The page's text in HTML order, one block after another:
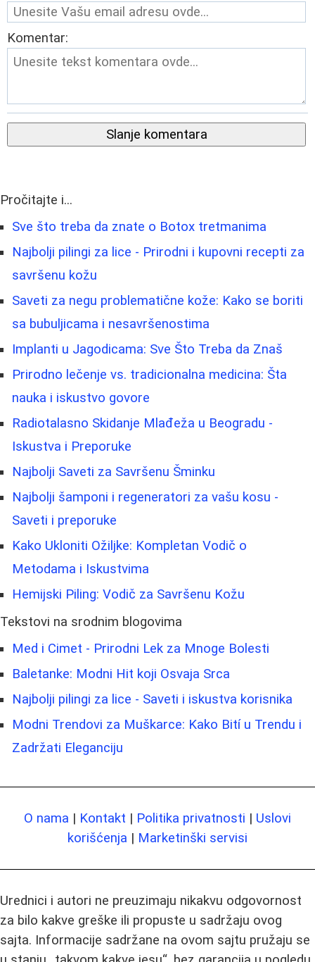
Komentar:
Slanje komentara
Pročitajte i...
Sve što treba da znate o Botox tretmanima
Najbolji pilingi za lice - Prirodni i kupovni recepti za
savršenu kožu
Saveti za negu problematične kože: Kako se boriti
sa bubuljicama i nesavršenostima
Implanti u Jagodicama: Sve Što Treba da Znaš
Prirodno lečenje vs. tradicionalna medicina: Šta
nauka i iskustvo govore
Radiotalasno Skidanje Mlađeža u Beogradu -
Iskustva i Preporuke
Najbolji Saveti za Savršenu Šminku
Najbolji šamponi i regeneratori za vašu kosu -
Saveti i preporuke
Kako Ukloniti Ožiljke: Kompletan Vodič o
Metodama i Iskustvima
Hemijski Piling: Vodič za Savršenu Kožu
Tekstovi na srodnim blogovima
Med i Cimet - Prirodni Lek za Mnoge Bolesti
Baletanke: Modni Hit koji Osvaja Srca
Najbolji pilingi za lice - Saveti i iskustva korisnika
Modni Trendovi za Muškarce: Kako Bití u Trendu i
Zadržati Eleganciju
O nama | Kontakt | Politika privatnosti | Uslovi
korišćenja | Marketinški servisi
Urednici i autori ne preuzimaju nikakvu odgovornost
za bilo kakve greške ili propuste u sadržaju ovog
sajta. Informacije sadržane na ovom sajtu pružaju se